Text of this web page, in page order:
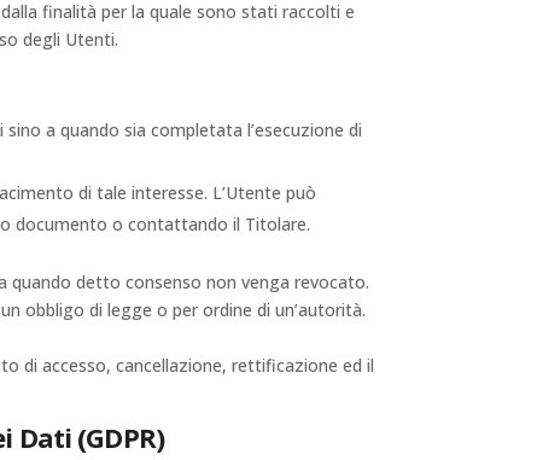
finalità per la quale sono stati raccolti e
degli Utenti.
a quando sia completata l’esecuzione di
di tale interesse. L’Utente può
documento o contattando il Titolare.
quando detto consenso non venga revocato.
obbligo di legge o per ordine di un’autorità.
di accesso, cancellazione, rettificazione ed il
Dati (GDPR)